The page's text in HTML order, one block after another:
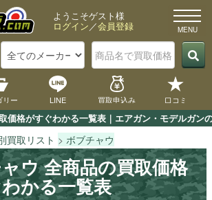
価格がすぐわかる一覧表｜エアガン・モデルガン
ようこそゲスト様
ログイン／会員登録
リー LINE 買取申込み 口コミ
買取リスト ボブチャウ
ウ 全商品の買取価格
かる一覧表